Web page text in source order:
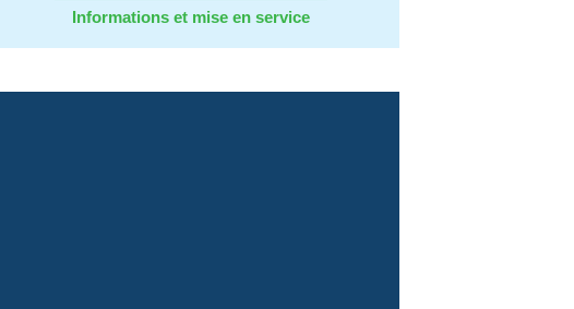
Informations et mise en service